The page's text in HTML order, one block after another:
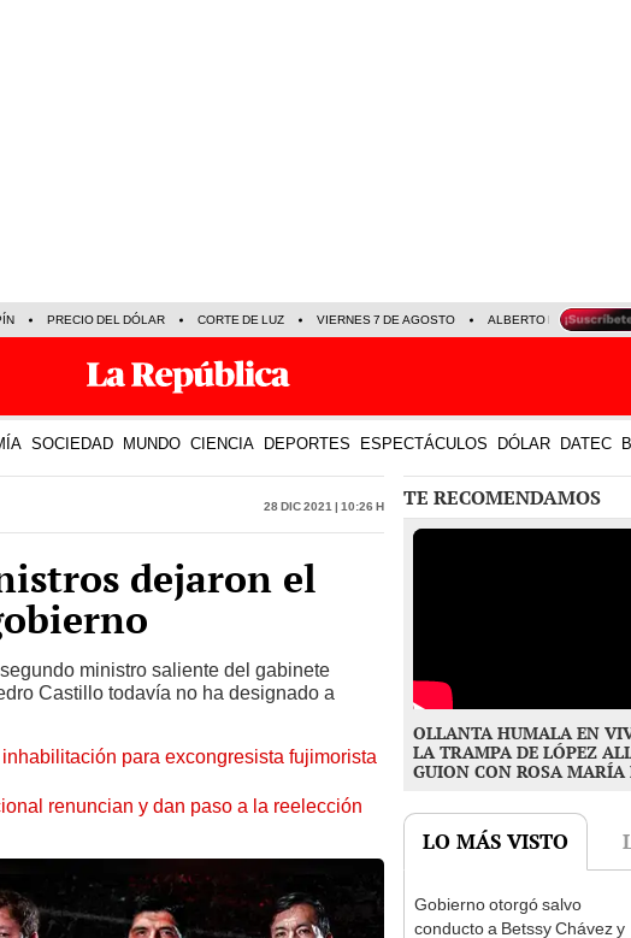
PRECIO DEL DÓLAR CORTE DE LUZ VIERNES 7 DE AGOSTO ALBERTO BENAVIDES
SOCIEDAD MUNDO CIENCIA DEPORTES ESPECTÁCULOS DÓLAR DATEC
28 Dic 2021 | 10:26 h
dejaron el
ministro saliente del gabinete
Castillo todavía no ha designado a
para excongresista fujimorista
renuncian y dan paso a la reelección
TE RECOMENDAMOS
OLLANTA HUMALA EN
LA TRAMPA DE LÓPEZ
GUION CON ROSA MARÍA
LO MÁS VISTO
Gobierno otorgó salvo
conducto a Betssy Chávez y